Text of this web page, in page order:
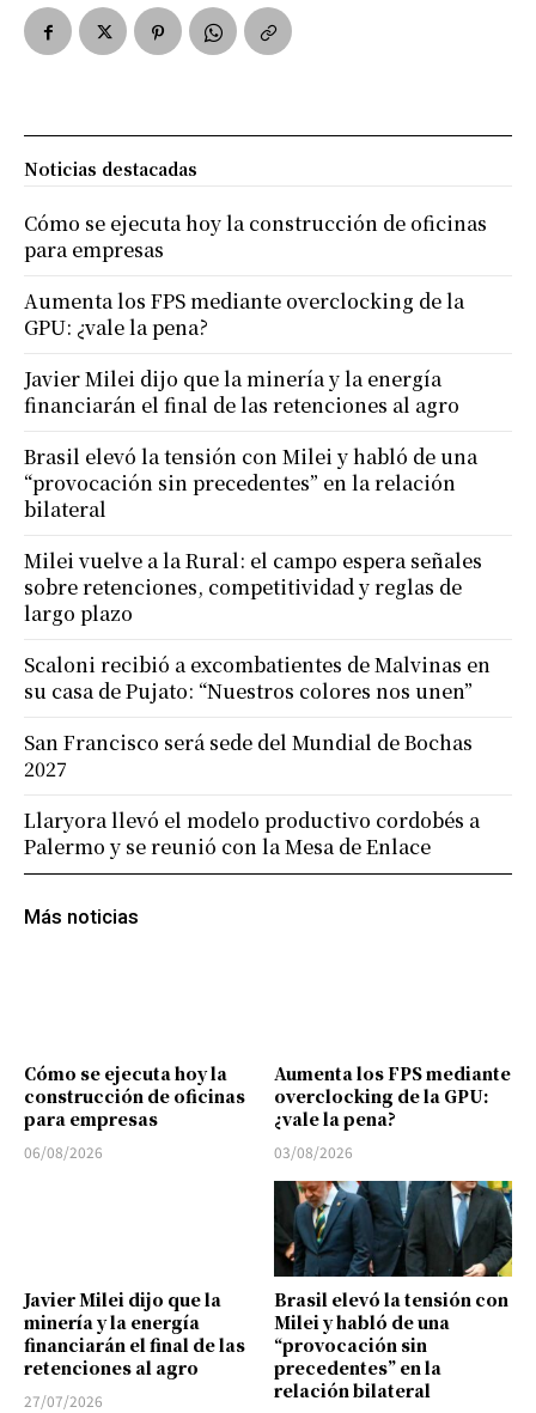
Más noticias
Cómo se ejecuta hoy la
construcción de oficinas
para empresas
06/08/2026
Aumenta los FPS mediante
overclocking de la GPU:
¿vale la pena?
03/08/2026
Javier Milei dijo que la
minería y la energía
financiarán el final de las
retenciones al agro
27/07/2026
Brasil elevó la tensión con
Milei y habló de una
“provocación sin
precedentes” en la
relación bilateral
Noticias destacadas
Cómo se ejecuta hoy la construcción de oficinas
para empresas
Aumenta los FPS mediante overclocking de la
GPU: ¿vale la pena?
Javier Milei dijo que la minería y la energía
financiarán el final de las retenciones al agro
Brasil elevó la tensión con Milei y habló de una
“provocación sin precedentes” en la relación
bilateral
Milei vuelve a la Rural: el campo espera señales
sobre retenciones, competitividad y reglas de
largo plazo
Scaloni recibió a excombatientes de Malvinas en
su casa de Pujato: “Nuestros colores nos unen”
San Francisco será sede del Mundial de Bochas
2027
Llaryora llevó el modelo productivo cordobés a
Palermo y se reunió con la Mesa de Enlace